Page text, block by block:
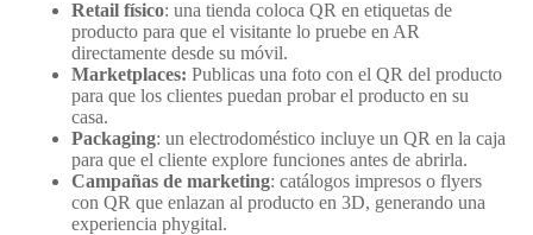
Retail físico: una tienda coloca QR en etiquetas de
producto para que el visitante lo pruebe en AR
directamente desde su móvil.
Marketplaces: Publicas una foto con el QR del producto
para que los clientes puedan probar el producto en su
casa.
Packaging: un electrodoméstico incluye un QR en la caja
para que el cliente explore funciones antes de abrirla.
Campañas de marketing: catálogos impresos o flyers
con QR que enlazan al producto en 3D, generando una
experiencia phygital.